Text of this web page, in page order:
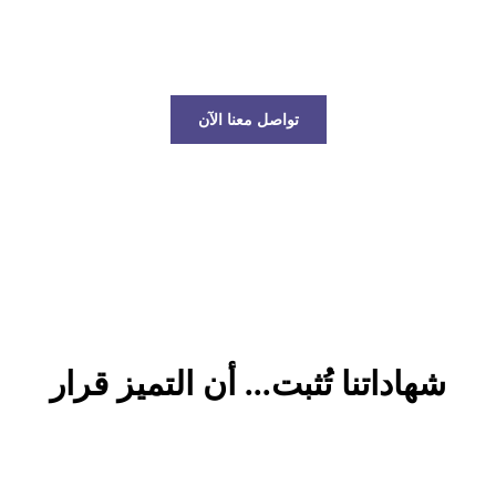
تواصل معنا الآن
شهاداتنا تُثبت... أن التميز قرار